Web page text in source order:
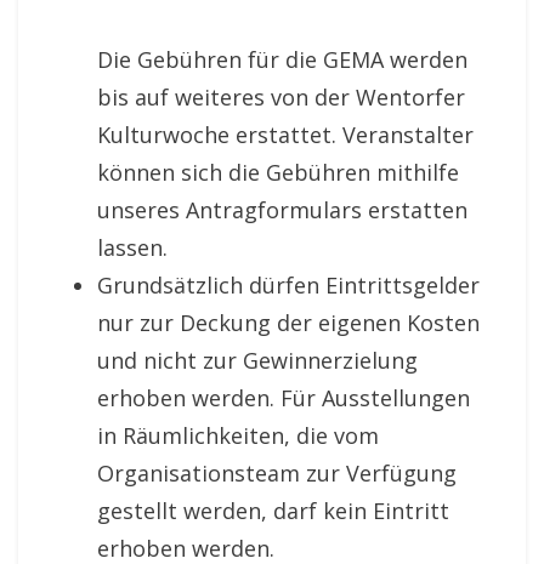
Die Gebühren für die GEMA werden
bis auf weiteres von der Wentorfer
Kulturwoche erstattet. Veranstalter
können sich die Gebühren mithilfe
unseres Antragformulars erstatten
lassen.
Grundsätzlich dürfen Eintrittsgelder
nur zur Deckung der eigenen Kosten
und nicht zur Gewinnerzielung
erhoben werden. Für Ausstellungen
in Räumlichkeiten, die vom
Organisationsteam zur Verfügung
gestellt werden, darf kein Eintritt
erhoben werden.